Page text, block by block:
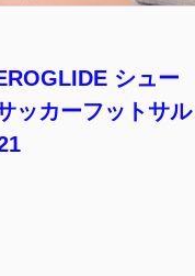
ーツシューズの
シュー
ッカーフットサル